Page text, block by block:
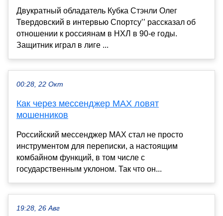
Двукратный обладатель Кубка Стэнли Олег
Твердовский в интервью Спортсу’’ рассказал об
отношении к россиянам в НХЛ в 90-е годы.
Защитник играл в лиге ...
00:28, 22 Окт
Как через мессенджер MAX ловят
мошенников
Российский мессенджер MAX стал не просто
инструментом для переписки, а настоящим
комбайном функций, в том числе с
государственным уклоном. Так что он...
19:28, 26 Авг